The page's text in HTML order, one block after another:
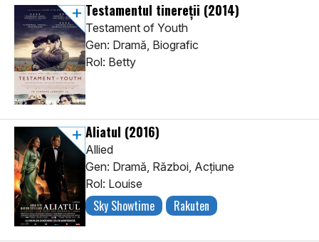
Testamentul tinereții (2014)
Testament of Youth
Gen: Dramă, Biografic
Rol: Betty
Aliatul (2016)
Allied
Gen: Dramă, Război, Acţiune
Rol: Louise
Sky Showtime Rakuten